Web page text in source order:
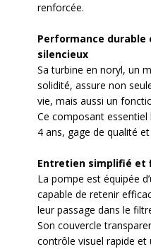
renforcée.
Performance
silencieux
Sa turbine en noryl, un
solidité, assure non
vie, mais aussi un
Ce composant essentiel
4 ans, gage de qualité
Entretien simplifié
La pompe est équipée
capable de retenir
leur passage dans le
Son couvercle
contrôle visuel rapide